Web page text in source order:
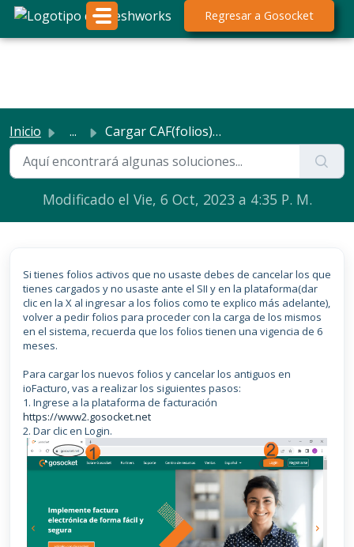
Saltar al contenido principal Regresar a Gosocket
Inicio ... Cargar CAF(folios) vencidos ioFacturo Chile
Cargar CAF(folios) vencidos
ioFacturo Chile
Modificado el Vie, 6 Oct, 2023 a 4:35 P. M.
Si tienes folios activos que no usaste debes de cancelar los que
tienes cargados y no usaste ante el SII y en la plataforma(dar
clic en la X al ingresar a los folios como te explico más adelante),
volver a pedir folios para proceder con la carga de los mismos
en el sistema, recuerda que los folios tienen una vigencia de 6
meses.
Para cargar los nuevos folios y cancelar los antiguos en
ioFacturo, vas a realizar los siguientes pasos:
1. Ingrese a la plataforma de facturación
https://www2.gosocket.net
2. Dar clic en Login.